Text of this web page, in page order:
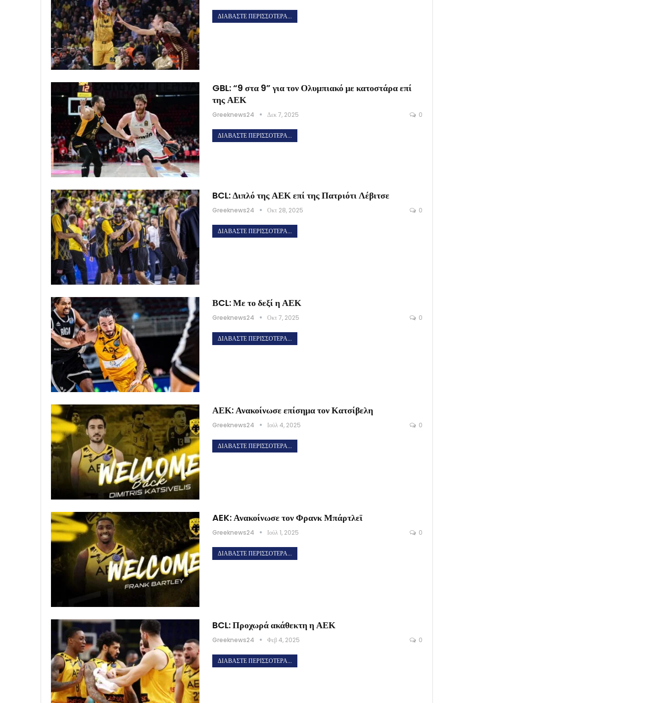
ΔΙΑΒΆΣΤΕ ΠΕΡΙΣΣΌΤΕΡΑ...
GBL: “9 στα 9” για τον Ολυμπιακό με κατοστάρα επί
της ΑΕΚ
Greeknews24 Δεκ 7, 2025 0
ΔΙΑΒΆΣΤΕ ΠΕΡΙΣΣΌΤΕΡΑ...
BCL: Διπλό της ΑΕΚ επί της Πατριότι Λέβιτσε
Greeknews24 Οκτ 28, 2025 0
ΔΙΑΒΆΣΤΕ ΠΕΡΙΣΣΌΤΕΡΑ...
ΒCL: Με το δεξί η ΑΕΚ
Greeknews24 Οκτ 7, 2025 0
ΔΙΑΒΆΣΤΕ ΠΕΡΙΣΣΌΤΕΡΑ...
ΑΕΚ: Ανακοίνωσε επίσημα τον Κατσίβελη
Greeknews24 Ιούλ 4, 2025 0
ΔΙΑΒΆΣΤΕ ΠΕΡΙΣΣΌΤΕΡΑ...
AEK: Ανακοίνωσε τον Φρανκ Μπάρτλεϊ
Greeknews24 Ιούλ 1, 2025 0
ΔΙΑΒΆΣΤΕ ΠΕΡΙΣΣΌΤΕΡΑ...
BCL: Προχωρά ακάθεκτη η ΑΕΚ
Greeknews24 Φεβ 4, 2025 0
ΔΙΑΒΆΣΤΕ ΠΕΡΙΣΣΌΤΕΡΑ...